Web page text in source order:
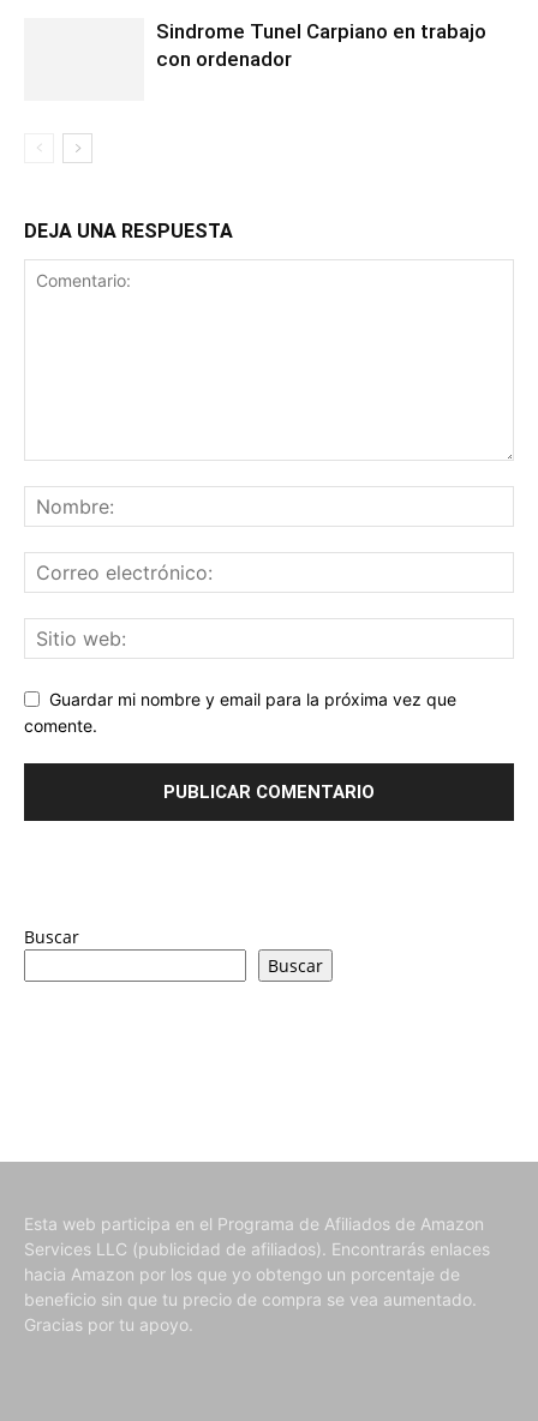
Sindrome Tunel Carpiano en trabajo
con ordenador
DEJA UNA RESPUESTA
Guardar mi nombre y email para la próxima vez que
comente.
Buscar
Buscar
Esta web participa en el Programa de Afiliados de Amazon
Services LLC (publicidad de afiliados). Encontrarás enlaces
hacia Amazon por los que yo obtengo un porcentaje de
beneficio sin que tu precio de compra se vea aumentado.
Gracias por tu apoyo.